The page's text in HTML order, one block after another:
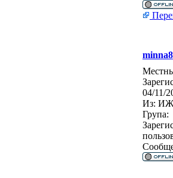
minna8
04/11/
Из:
Група: